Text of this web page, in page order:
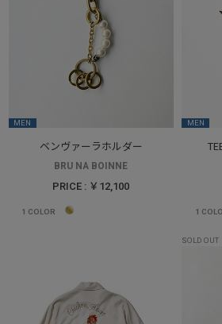
MEN
ベンヴァーラホルダー
BRU NA BOINNE
PRICE : ￥12,100
1 COLOR
MEN
1
SOLD OUT